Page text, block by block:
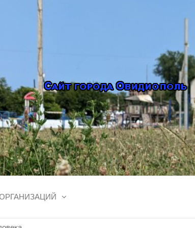
ФОТО,
Сайт Овидиополя
афиша, карта